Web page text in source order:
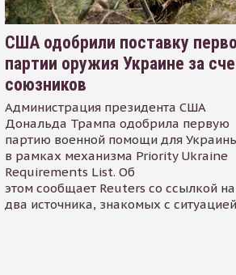
США одобрили поставку
партии оружия Украине за
союзников
Администрация президента США
Дональда Трампа одобрила первую
партию военной помощи для
в рамках механизма Priority Ukraine
Requirements List. Об
этом сообщает Reuters со ссылкой на
два источника, знакомых с ситуацией